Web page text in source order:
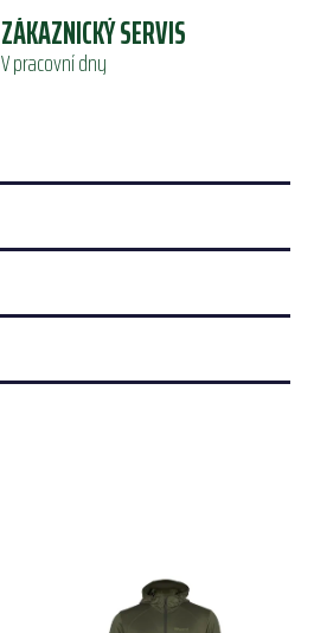
ZÁKAZNICKÝ SERVIS
V pracovní dny